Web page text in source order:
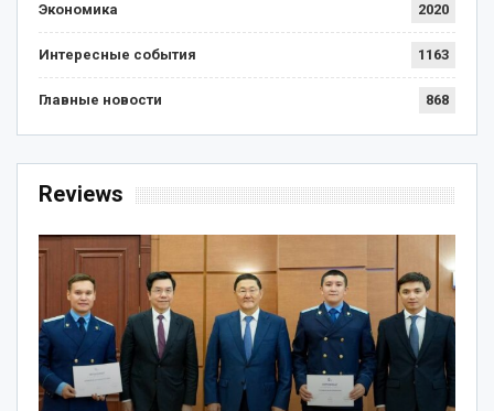
Экономика 2020
Интересные события 1163
Главные новости 868
Reviews